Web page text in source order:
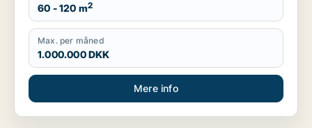
60 - 120 m2
Max. per måned
1.000.000 DKK
Mere info